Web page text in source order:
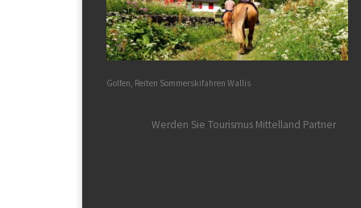
Golfen, Reiten Sommerskifahren Wallis
Werden Sie Tourismus Mittelland Partner